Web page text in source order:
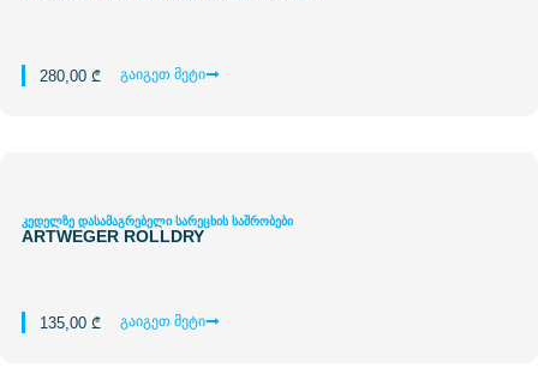
280,00 ₾ გაიგეთ მეტი
კედელზე დასამაგრებელი სარეცხის საშრობები
ARTWEGER ROLLDRY
135,00 ₾ გაიგეთ მეტი